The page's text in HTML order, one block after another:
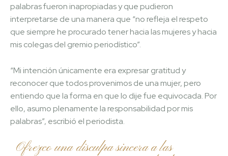
palabras fueron inapropiadas y que pudieron
interpretarse de una manera que “no refleja el respeto
que siempre he procurado tener hacia las mujeres y hacia
mis colegas del gremio periodístico”.
“Mi intención únicamente era expresar gratitud y
reconocer que todos provenimos de una mujer, pero
entiendo que la forma en que lo dije fue equivocada. Por
ello, asumo plenamente la responsabilidad por mis
palabras”, escribió el periodista.
Ofrezco una disculpa sincera a las